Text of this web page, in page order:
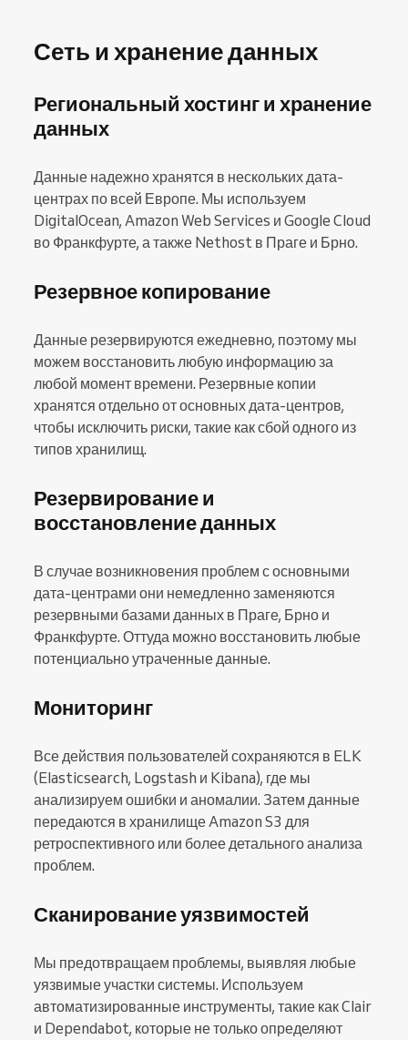
Сеть и хранение данных
Региональный хостинг и хранение
данных
Данные надежно хранятся в нескольких дата-
центрах по всей Европе. Мы используем
DigitalOcean, Amazon Web Services и Google Cloud
во Франкфурте, а также Nethost в Праге и Брно.
Резервное копирование
Данные резервируются ежедневно, поэтому мы
можем восстановить любую информацию за
любой момент времени. Резервные копии
хранятся отдельно от основных дата-центров,
чтобы исключить риски, такие как сбой одного из
типов хранилищ.
Резервирование и
восстановление данных
В случае возникновения проблем с основными
дата-центрами они немедленно заменяются
резервными базами данных в Праге, Брно и
Франкфурте. Оттуда можно восстановить любые
потенциально утраченные данные.
Мониторинг
Все действия пользователей сохраняются в ELK
(Elasticsearch, Logstash и Kibana), где мы
анализируем ошибки и аномалии. Затем данные
передаются в хранилище Amazon S3 для
ретроспективного или более детального анализа
проблем.
Сканирование уязвимостей
Мы предотвращаем проблемы, выявляя любые
уязвимые участки системы. Используем
автоматизированные инструменты, такие как Clair
и Dependabot, которые не только определяют